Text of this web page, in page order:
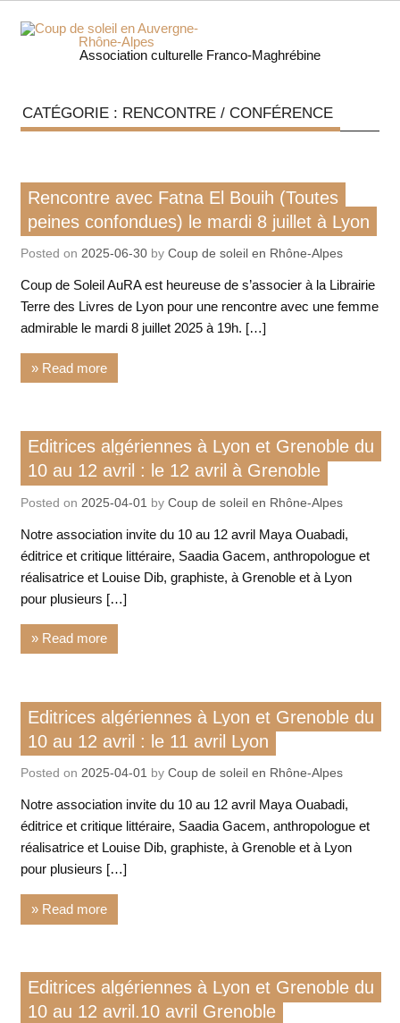
Skip
content
Coup
Association culturelle Franco-Maghrébine
CATÉGORIE : RENCONTRE / CONFÉRENCE
Livre / BD
Rencontre / conférence
Rencontre avec Fatna El Bouih (Toutes
peines confondues) le mardi 8 juillet à Lyon
Posted on 2025-06-30by Coup de soleil en Rhône-Alpes
Coup de Soleil AuRA est heureuse de s’associer à la Librairie
Terre des Livres de Lyon pour une rencontre avec une femme
admirable le mardi 8 juillet 2025 à 19h. […]
» Read more
Non classé
Rencontre / conférence
Editrices algériennes à Lyon et Grenoble du
10 au 12 avril : le 12 avril à Grenoble
Posted on 2025-04-01 by Coup de soleil en Rhône-Alpes
Notre association invite du 10 au 12 avril Maya Ouabadi,
éditrice et critique littéraire, Saadia Gacem, anthropologue et
réalisatrice et Louise Dib, graphiste, à Grenoble et à Lyon
pour plusieurs […]
» Read more
Rencontre / conférence
Editrices algériennes à Lyon et Grenoble du
10 au 12 avril : le 11 avril Lyon
Posted on 2025-04-01 by Coup de soleil en Rhône-Alpes
Notre association invite du 10 au 12 avril Maya Ouabadi,
éditrice et critique littéraire, Saadia Gacem, anthropologue et
réalisatrice et Louise Dib, graphiste, à Grenoble et à Lyon
pour plusieurs […]
» Read more
Rencontre / conférence
Editrices algériennes à Lyon et Grenoble du
10 au 12 avril.10 avril Grenoble